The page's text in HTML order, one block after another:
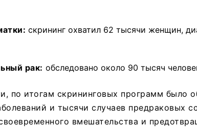
скрининг охватил 62 тысячи женщин,
рак: обследовано около 90 тысяч
по итогам скрининговых программ было
и тысячи случаев предраковых
вмешательства и